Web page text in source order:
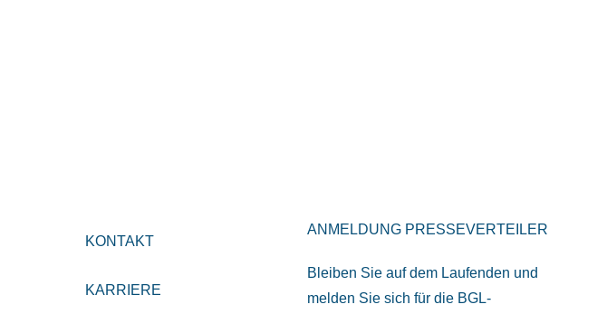
KONTAKT
KARRIERE
ANMELDUNG PRESSEVERTEILER
Bleiben Sie auf dem Laufenden und
melden Sie sich für die BGL-